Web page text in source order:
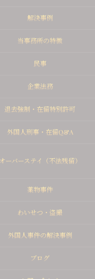
解決事例
当事務所の特徴
民事
企業法務
退去強制・在留特別許可
外国人刑事・在留Q&A
オーバーステイ（不法残留）
薬物事件
わいせつ・盗撮
外国人事件の解決事例
ブログ